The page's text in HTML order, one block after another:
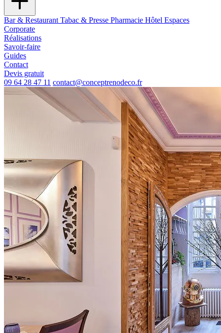
Bar & Restaurant Tabac & Presse Pharmacie Hôtel Espaces
Corporate
Réalisations
Savoir-faire
Guides
Contact
Devis gratuit
09 64 28 47 11 contact@conceptrenodeco.fr